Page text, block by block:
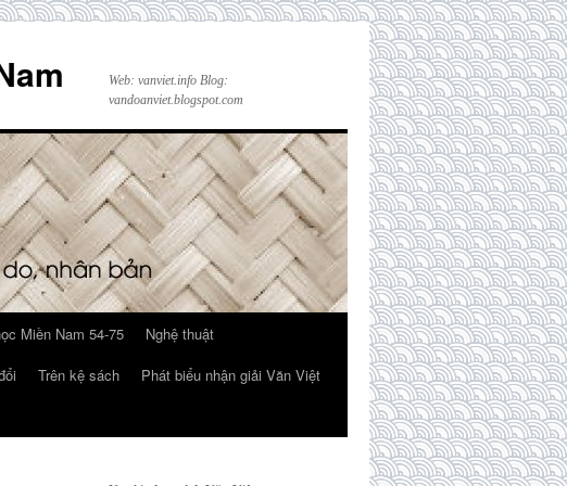
Web: vanviet.info Blog:
vandoanviet.blogspot.com
Miền Nam 54-75
Nghệ thuật
Trên kệ sách
Phát biểu nhận giải Văn Việt